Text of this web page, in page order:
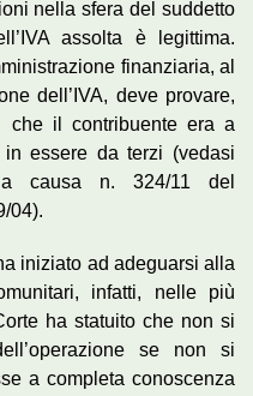
nella sfera del suddetto
assolta è legittima.
finanziaria, al
dell’IVA, deve provare,
che il contribuente era a
essere da terzi (vedasi
causa n. 324/11 del
04).
iniziato ad adeguarsi alla
infatti, nelle più
ha statuito che non si
se non si
a completa conoscenza